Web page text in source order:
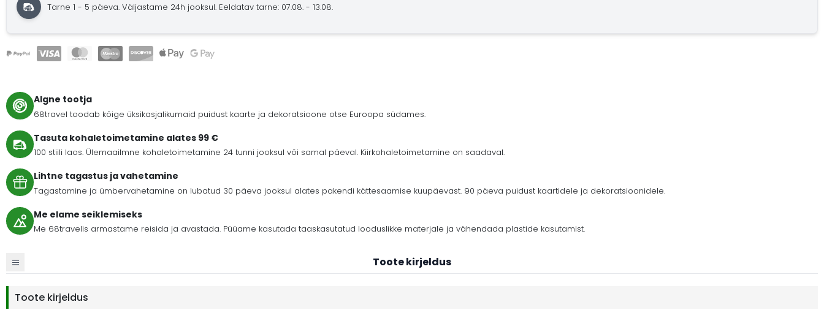
Tarne 1 - 5 päeva.Väljastame 24h jooksul. Eeldatav tarne: 07.08. - 13.08.
Algne tootja
68travel toodab kõige üksikasjalikumaid puidust kaarte ja dekoratsioone otse Euroopa südames.
Tasuta kohaletoimetamine alates 99 €
100 stiili laos. Ülemaailmne kohaletoimetamine 24 tunni jooksul või samal päeval. Kiirkohaletoimetamine on saadaval.
Lihtne tagastus ja vahetamine
Tagastamine ja ümbervahetamine on lubatud 30 päeva jooksul alates pakendi kättesaamise kuupäevast. 90 päeva puidust kaartidele ja dekoratsioonidele.
Me elame seiklemiseks
Me 68travelis armastame reisida ja avastada. Püüame kasutada taaskasutatud looduslikke materjale ja vähendada plastide kasutamist.
Toote kirjeldus
Toote kirjeldus